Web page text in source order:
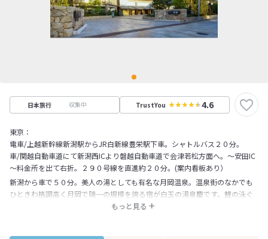
日本旅行 収集中 TrustYou 4.6
東京：
電車/上越新幹線新潟駅からJR白新線豊栄駅下車。シャトルバス２０分。
車/関越自動車道にて新潟西ICより磐越自動車道で会津若松方面へ。～安田IC
～料金所を出て右折。２９０号線を直進約２０分。(案内看板あり）
もっと見る
新潟から車で５０分。美人の湯としても有名な月岡温泉。温泉街のなかでも
ひときわ格調高く月岡で随一の規模を誇る宿が白玉の湯泉慶です。鯉の泳ぐ
ゴージャスな吹き抜けのロビー、館内のいたる所に配された絵画や彫刻は、